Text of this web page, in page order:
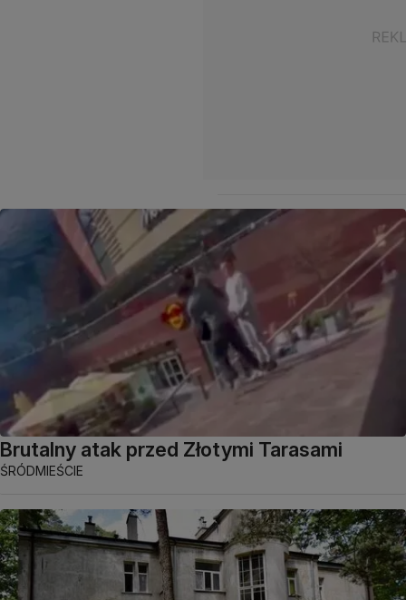
Brutalny atak przed Złotymi Tarasami
ŚRÓDMIEŚCIE